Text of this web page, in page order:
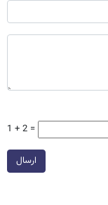
1 + 2 =
ارسال